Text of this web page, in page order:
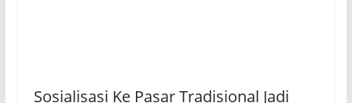
Sosialisasi Ke Pasar Tradisional Jadi